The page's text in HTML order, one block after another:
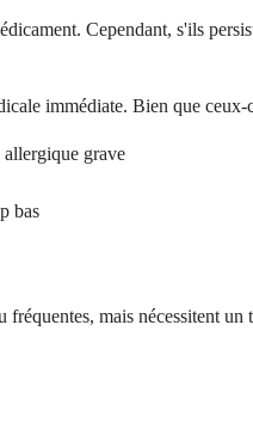
Cependant, s'ils
immédiate. Bien que
grave
bas
mais nécessitent